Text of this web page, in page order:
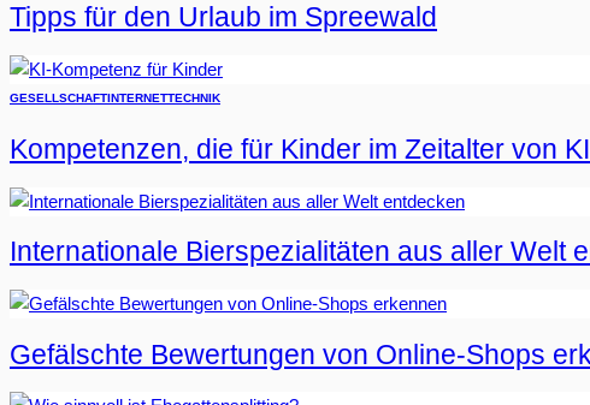
Tipps für den Urlaub im Spreewald
GESELLSCHAFTINTERNETTECHNIK
Kompetenzen, die für Kinder im Zeitalter von
Internationale Bierspezialitäten aus aller Welt
Gefälschte Bewertungen von Online-Shops